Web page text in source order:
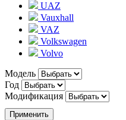
UAZ
Vauxhall
VAZ
Volkswagen
Volvo
Модель
Год
Модификация
Применить